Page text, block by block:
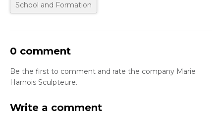
School and Formation
0 comment
Be the first to comment and rate the company Marie
Harnois Sculpteure.
Write a comment